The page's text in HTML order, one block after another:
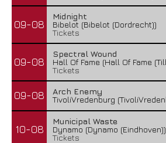
09-08
Midnight
Bibelot (Bibelot (Dordrecht))
Tickets
09-08
Spectral Wound
Hall Of Fame (Hall Of Fame
Tickets
09-08
Arch Enemy
TivoliVredenburg
10-08
Municipal Waste
Dynamo (Dynamo (Eindhoven))
Tickets